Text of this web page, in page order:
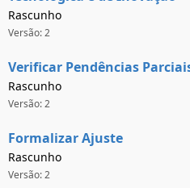
Rascunho
Versão: 2
Verificar Pendências
Rascunho
Versão: 2
Formalizar Ajuste
Rascunho
Versão: 2